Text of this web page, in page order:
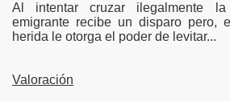
Al intentar cruzar ilegalmente
emigrante recibe un disparo pero,
herida le otorga el poder de levitar...
Valoración